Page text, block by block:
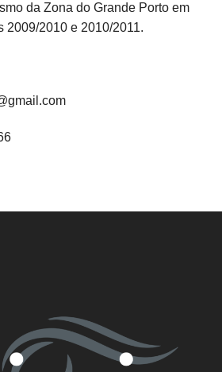
da Zona do Grande Porto em
2009/2010 e 2010/2011.